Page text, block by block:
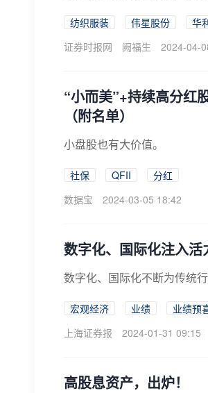
纺织服装 伟星股份
华
证券时报网
阙福生 2024-04-
“小而美”+持续高分红
（附名单）
​小盘股也有大价值。
社保 QFII
分红
数据宝
2024-03-05 18:42
数字化、国际化注入
数字化、国际化不断为传统
宏观经济 业绩
业绩预
上海证券报
2024-01-31 09:15
高股息资产，出炉！